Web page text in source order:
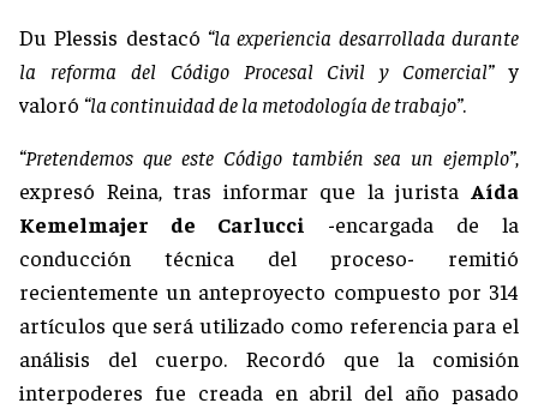
Du Plessis destacó “la experiencia desarrollada durante
la reforma del Código Procesal Civil y Comercial”y
valoró “la continuidad de la metodología de trabajo”.
“Pretendemos que este Código también sea un ejemplo”,
expresó Reina, tras informar que la jurista Aída
Kemelmajer de Carlucci -encargada de la
conducción técnica del proceso- remitió
recientemente un anteproyecto compuesto por 314
artículos que será utilizado como referencia para el
análisis del cuerpo. Recordó que la comisión
interpoderes fue creada en abril del año pasado